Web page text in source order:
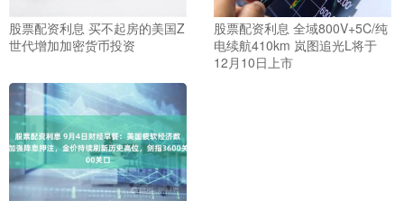
股票配资利息 买不起房的美国Z
世代增加加密货币投资
股票配资利息 全域800V+5C/纯
电续航410km 岚图追光L将于
12月10日上市